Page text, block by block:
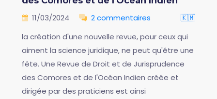
11/03/2024 2 commentaires
🇰🇲
la création d'une nouvelle revue, pour ceux qui
aiment la science juridique, ne peut qu'être une
fête. Une Revue de Droit et de Jurisprudence
des Comores et de l'Océan Indien créée et
dirigée par des praticiens est ainsi